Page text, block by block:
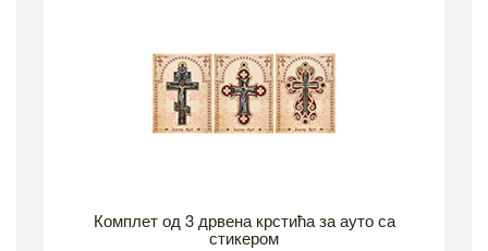
Комплет од 3 дрвена крстића за ауто са
стикером